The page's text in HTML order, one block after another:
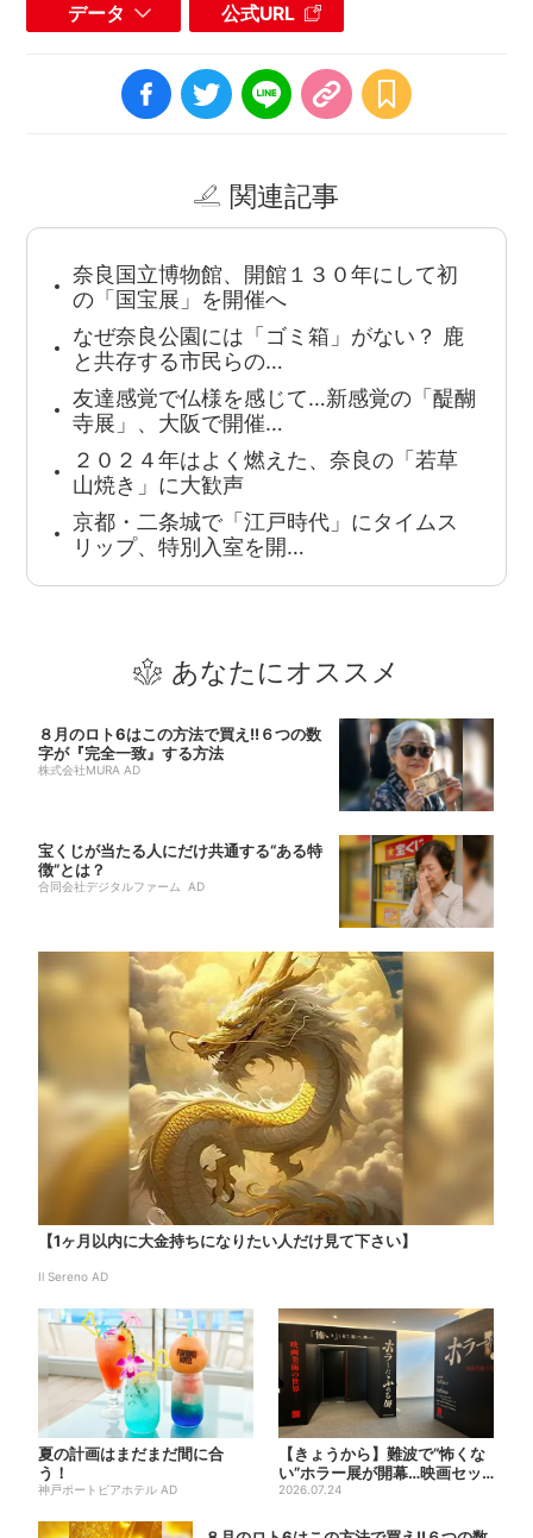
データ 公式URL
関連記事
奈良国立博物館、開館１３０年にして初
の「国宝展」を開催へ
なぜ奈良公園には「ゴミ箱」がない？ 鹿
と共存する市民らの…
友達感覚で仏様を感じて…新感覚の「醍醐
寺展」、大阪で開催…
２０２４年はよく燃えた、奈良の「若草
山焼き」に大歓声
京都・二条城で「江戸時代」にタイムス
リップ、特別入室を開…
あなたにオススメ
８月のロト6はこの方法で買え!!６つの数
字が『完全一致』する方法
株式会社MURA AD
宝くじが当たる人にだけ共通する“ある特
徴”とは？
合同会社デジタルファーム AD
【1ヶ月以内に大金持ちになりたい人だけ見て下さい】
Il Sereno AD
夏の計画はまだまだ間に合
う！
神戸ポートピアホテル AD
【きょうから】難波で“怖くな
い”ホラー展が開幕…映画セッ
トのなかに入って、怪異も...
2026.07.24